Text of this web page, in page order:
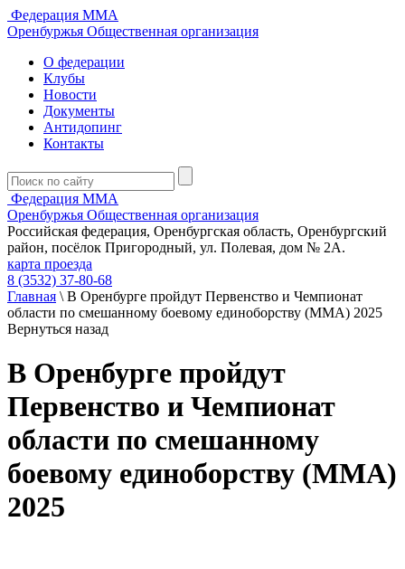
Федерация ММА
Оренбуржья Общественная организация
О федерации
Клубы
Новости
Документы
Антидопинг
Контакты
Федерация ММА
Оренбуржья Общественная организация
Российская федерация, Оренбургская область, Оренбургский
район, посёлок Пригородный, ул. Полевая, дом № 2А.
карта проезда
8 (3532) 37-80-68
Главная \ В Оренбурге пройдут Первенство и Чемпионат
области по смешанному боевому единоборству (ММА) 2025
Вернуться назад
В Оренбурге пройдут
Первенство и Чемпионат
области по смешанному
боевому единоборству (ММА)
2025